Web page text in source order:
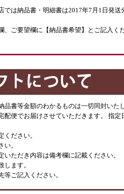
は納品書・明細書は2017年7月1日発送
ご要望欄に【納品書希望】とご記入く
書等金額のわかるものは一切同封いた
配便でお届けさせていただきます。 指定
ください。
。
いただき内容は備考欄に記載ください。
ます。
ご記入ください。